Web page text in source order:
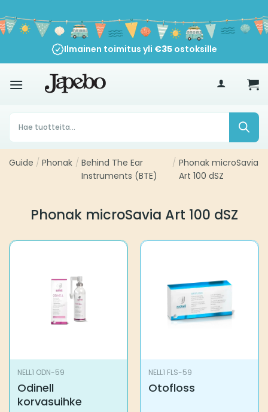
sisältöön
Ilmainen toimitus yli €35ostoksille
Products
search
Guide / Phonak / Behind The Ear
Instruments (BTE)
/ Phonak microSavia
Art 100 dSZ
Phonak microSavia Art 100 dSZ
NELL1 ODN-59
Odinell
korvasuihke
NELL1 FLS-59
Otofloss